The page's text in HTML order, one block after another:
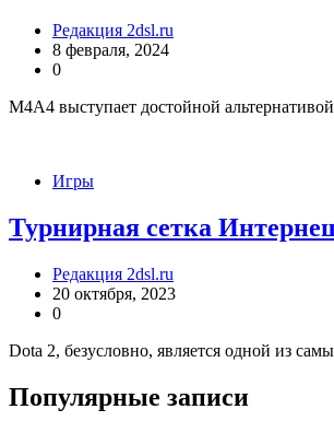
Редакция 2dsl.ru
8 февраля, 2024
0
М4А4 выступает достойной
Игры
Турнирная сетка
Редакция 2dsl.ru
20 октября, 2023
0
Dota 2, безусловно, является одной из
Популярные записи